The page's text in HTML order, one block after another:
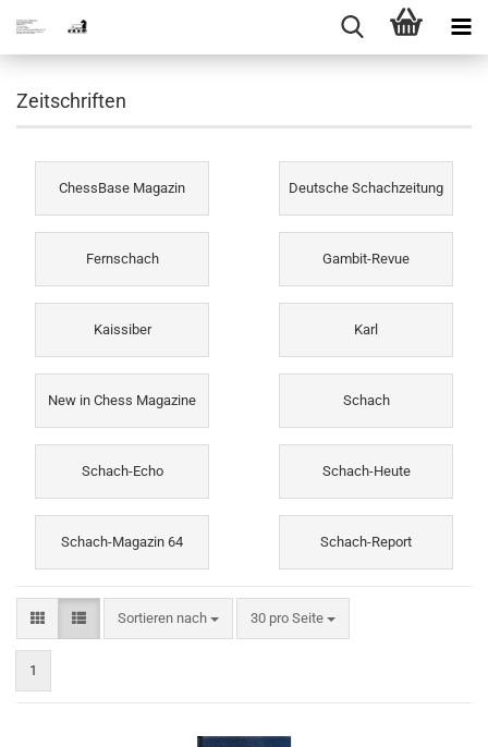
Zeitschriften
ChessBase Magazin Deutsche Schachzeitung
Fernschach Gambit-Revue
Kaissiber Karl
New in Chess Magazine Schach
Schach-Echo Schach-Heute
Schach-Magazin 64 Schach-Report
Sortieren nach
Sortieren nach 30 pro Seite
pro Seite
1